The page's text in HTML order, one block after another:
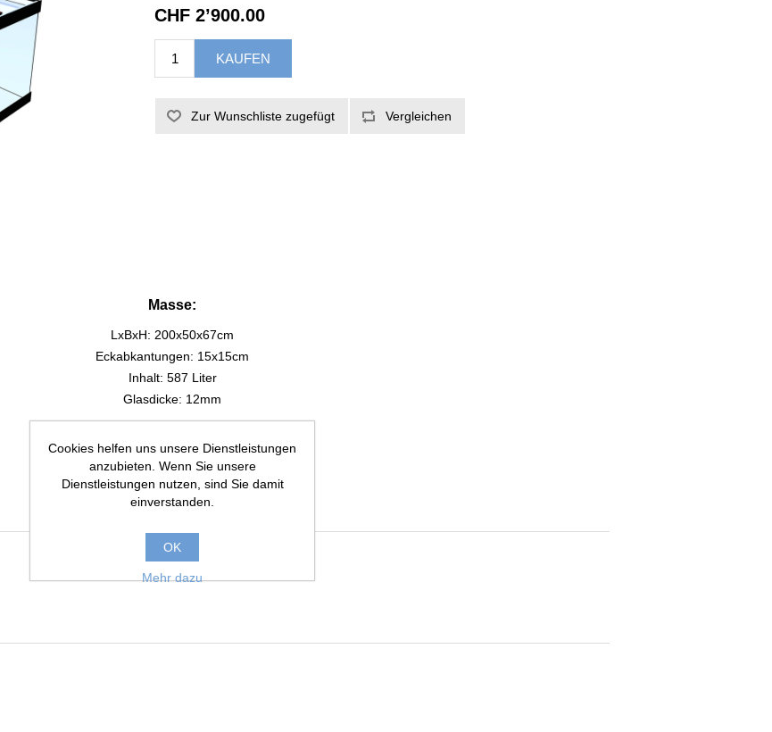
CHF 2’900.00
Masse:
LxBxH: 200x50x67cm
Eckabkantungen: 15x15cm
Inhalt: 587 Liter
Glasdicke: 12mm
2x26W EHEIM powerLED+
Licht- und Kiesblende
2 Paar Schiebescheiben
Cookies helfen uns unsere Dienstleistungen
anzubieten. Wenn Sie unsere
Dienstleistungen nutzen, sind Sie damit
einverstanden.
OK
Mehr dazu